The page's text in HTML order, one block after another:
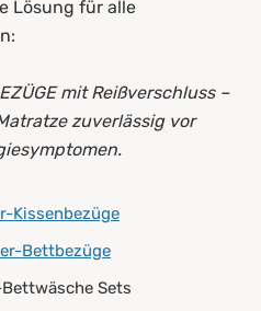
von Matratzen-
Umgebung
Matratzenbezüge
Lösung für alle
mit Reißverschluss –
zuverlässig vor
Kissenbezüge
Bettbezüge
Sets